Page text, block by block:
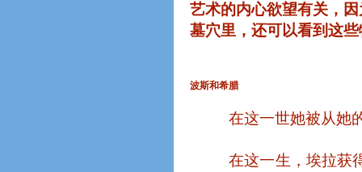
艺术的内心欲望有关，
墓穴里，还可以看到这
波斯和希腊
在这一世她被从她
在这一生，埃拉获